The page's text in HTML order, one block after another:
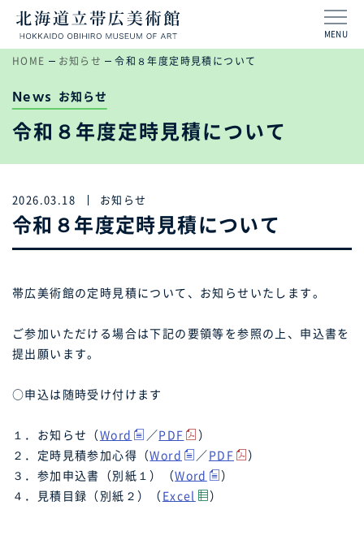
MENU
HOME お知らせ 令和８年度定時見積について
News お知らせ
令和８年度定時見積について
2026.03.18 お知らせ
令和８年度定時見積について
帯広美術館の定時見積について、お知らせいたします。
ご参加いただける場合は下記の要領等を参照の上、申込書を
提出願います。
○申込は随時受け付けます
１．お知らせ（Word ／PDF
）
２．定時見積参加心得（Word ／PDF
）
３．参加申込書（別紙１）（Word
）
４．見積目録（別紙２）（Excel ）